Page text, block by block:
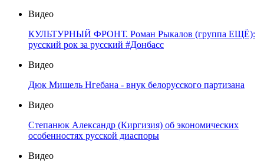
Видео
КУЛЬТУРНЫЙ ФРОНТ. Роман Рыкалов (группа ЕЩЁ):
русский рок за русский #Донбасс
Видео
Дюк Мишель Нгебана - внук белорусского партизана
Видео
Степанюк Александр (Киргизия) об экономических
особенностях русской диаспоры
Видео